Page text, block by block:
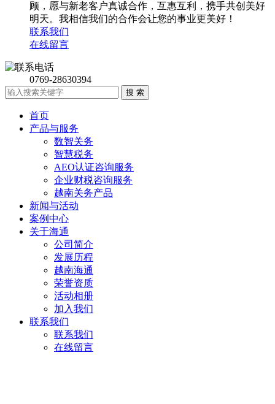
顾，愿与新老客户真诚合作，互惠互利，携手共创美好
明天。我相信我们的合作会让您的事业更美好！
联系我们
在线留言
0769-28630394
首页
产品与服务
数智关务
智慧税务
AEO认证咨询服务
企业财税咨询服务
越南关务产品
新闻与活动
案例中心
关于海通
公司简介
发展历程
越南海通
荣誉资质
活动相册
加入我们
联系我们
联系我们
在线留言